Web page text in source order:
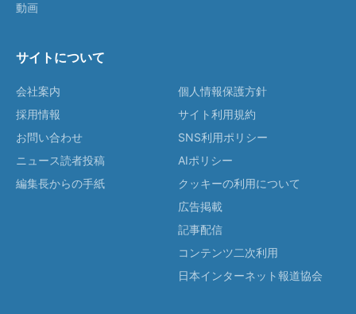
動画
サイトについて
会社案内
採用情報
お問い合わせ
ニュース読者投稿
編集長からの手紙
個人情報保護方針
サイト利用規約
SNS利用ポリシー
AIポリシー
クッキーの利用について
広告掲載
記事配信
コンテンツ二次利用
日本インターネット報道協会